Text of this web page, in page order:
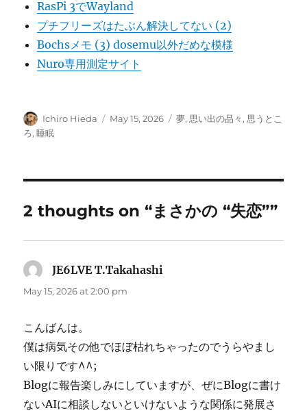
RasPi 3でWayland
プチフリーズはたぶん解決してない (2)
Bochsメモ (3) dosemu以外だめな模様
Nuro専用測定サイト
Author
Ichiro Hieda
Posted
May 15, 2026 Categories
夢, 思い出の品々 , 思うとこ
ろ,睡眠
2 thoughts on “まさかの “失恋””
JE6LVE T.Takahashi
May 15, 2026 at 2:00 pm
こんばんは。
僕は病気その他でほぼ枯れちゃったのでうらやまし
い限りです^^;
Blogに報告楽しみにしていますが、ぜにBlogに書け
ないAIに相談しないといけないような関係に発展さ